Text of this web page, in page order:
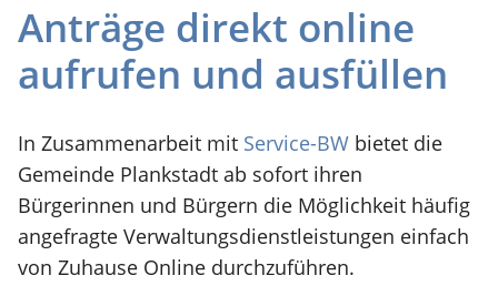
Anträge direkt online
aufrufen und ausfüllen
In Zusammenarbeit mit Service-BW bietet die
Gemeinde Plankstadt ab sofort ihren
Bürgerinnen und Bürgern die Möglichkeit häufig
angefragte Verwaltungsdienstleistungen einfach
von Zuhause Online durchzuführen.